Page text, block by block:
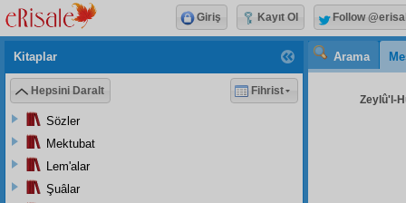
Arama
Zeylû'l-
Kitaplar
Hepsini Daralt Fihrist
Sözler
Mektubat
Lem'alar
Şuâlar
Giriş Kayıt Ol Follow